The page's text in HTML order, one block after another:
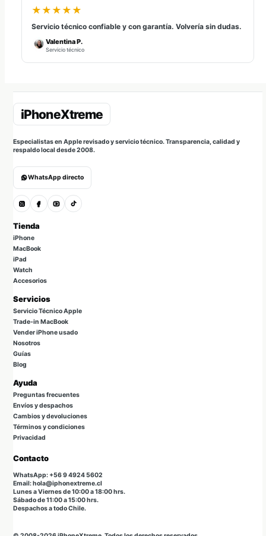
★★★★★
Servicio técnico confiable y con garantía. Volvería sin dudas.
Valentina P.
Servicio técnico
Especialistas en Apple revisado y servicio técnico. Transparencia, calidad y
respaldo local desde 2008.
WhatsApp directo
Tienda
iPhone
MacBook
iPad
Watch
Accesorios
Servicios
Servicio Técnico Apple
Trade-in MacBook
Vender iPhone usado
Nosotros
Guías
Blog
Ayuda
Preguntas frecuentes
Envíos y despachos
Cambios y devoluciones
Términos y condiciones
Privacidad
Contacto
WhatsApp: +56 9 4924 5602
Email: hola@iphonextreme.cl
Lunes a Viernes de 10:00 a 18:00 hrs.
Sábado de 11:00 a 15:00 hrs.
Despachos a todo Chile.